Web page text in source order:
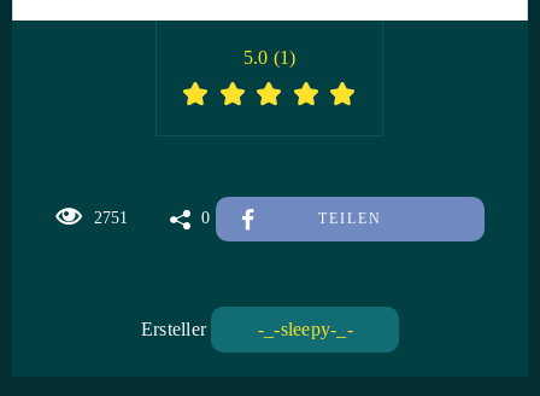
2751 0 TEILEN
5.0 (1)
Ersteller -_-sleepy-_-